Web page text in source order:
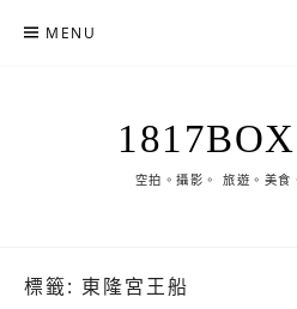
MENU
空拍。攝影。 旅遊。美食
標籤: 東隆宮王船